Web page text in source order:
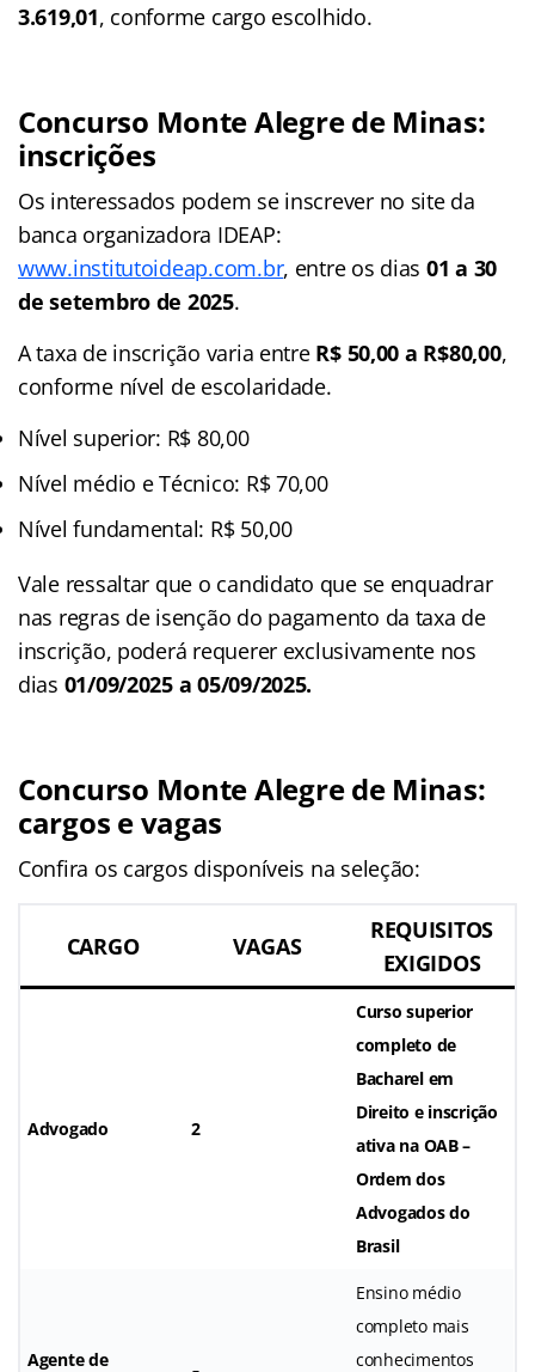
3.619,01, conforme cargo escolhido.
Concurso Monte Alegre de Minas:
inscrições
Os interessados podem se inscrever no site da
banca organizadora IDEAP:
www.institutoideap.com.br, entre os dias 01 a 30
de setembro de 2025.
A taxa de inscrição varia entre R$ 50,00 a R$80,00,
conforme nível de escolaridade.
Nível superior: R$ 80,00
Nível médio e Técnico: R$ 70,00
Nível fundamental: R$ 50,00
Vale ressaltar que o candidato que se enquadrar
nas regras de isenção do pagamento da taxa de
inscrição, poderá requerer exclusivamente nos
dias 01/09/2025 a 05/09/2025.
Concurso Monte Alegre de Minas:
cargos e vagas
Confira os cargos disponíveis na seleção:
CARGO VAGAS
REQUISITOS
EXIGIDOS
Advogado 2
Curso superior
completo de
Bacharel em
Direito e inscrição
ativa na OAB –
Ordem dos
Advogados do
Brasil
Agente de
Ensino médio
completo mais
conhecimentos